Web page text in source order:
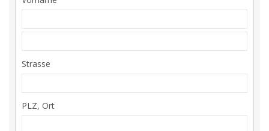
Strasse
PLZ, Ort